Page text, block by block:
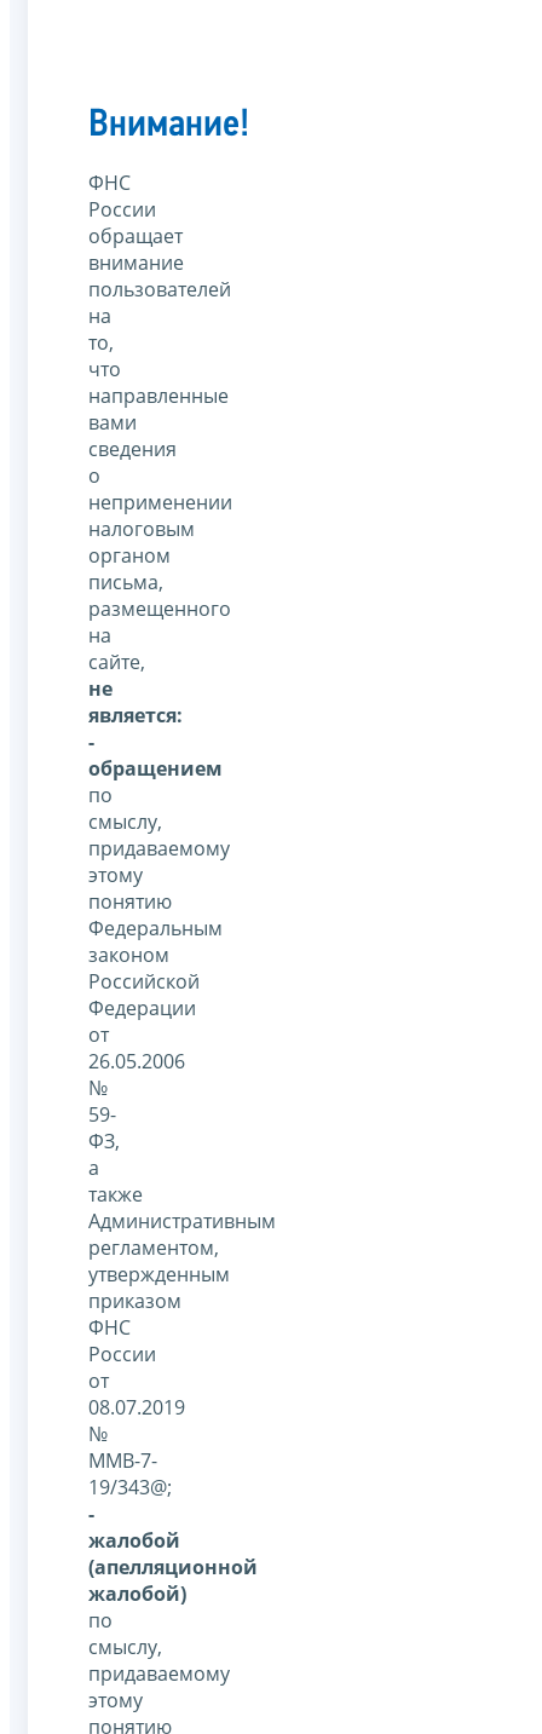
Внимание!
ФНС
России
обращает
внимание
пользователей
на
то,
что
направленные
вами
сведения
о
неприменении
налоговым
органом
письма,
размещенного
на
сайте,
не
является:
-
обращением
по
смыслу,
придаваемому
этому
понятию
Федеральным
законом
Российской
Федерации
от
26.05.2006
№
59-
ФЗ,
а
также
Административным
регламентом,
утвержденным
приказом
ФНС
России
от
08.07.2019
№
ММВ-7-
19/343@;
-
жалобой
(апелляционной
жалобой)
по
смыслу,
придаваемому
этому
понятию